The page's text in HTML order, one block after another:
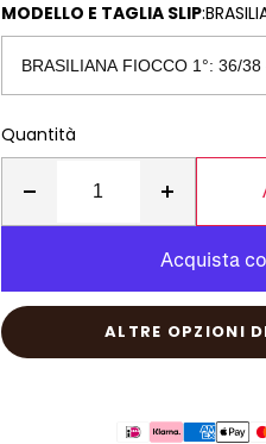
MODELLO E TAGLIA SLIP:
Quantità
ALTRE OPZIONI